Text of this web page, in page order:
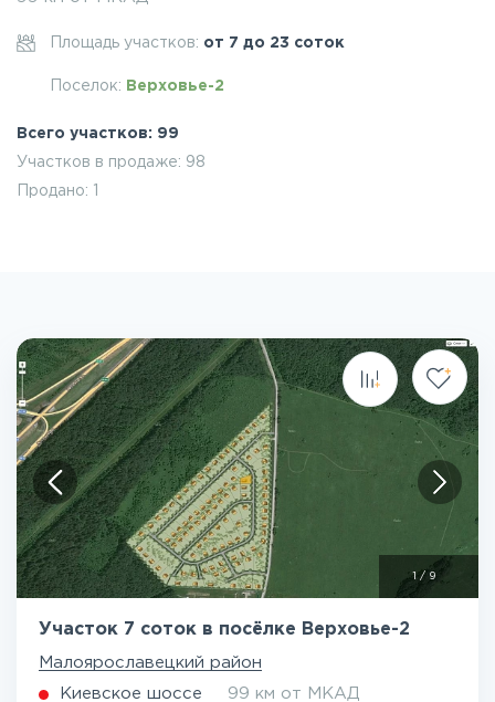
Площадь участков: от 7 до 23 соток
Поселок: Верховье-2
Всего участков: 99
Участков в продаже: 98
Продано: 1
1 / 9
Участок 7 соток в посёлке Верховье-2
Малоярославецкий район
Киевское шоссе 99 км от МКАД